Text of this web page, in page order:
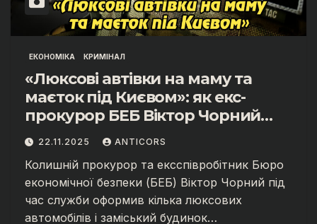
ЕКОНОМІКА КРИМІНАЛ
«Люксові автівки на маму та
маєток під Києвом»: як екс-
прокурор БЕБ Віктор Чорний
приховував майно
22.11.2025 ANTICORS
Колишній прокурор та ексспівробітник Бюро
економічної безпеки (БЕБ) Віктор Чорний під
час служби оформив кілька люксових
автомобілів і заміський будинок…